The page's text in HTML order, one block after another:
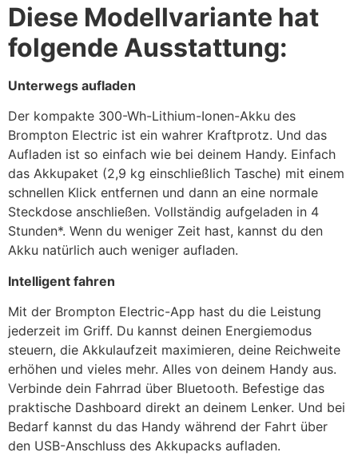
Diese Modellvariante hat
folgende Ausstattung:
Unterwegs aufladen
Der kompakte 300-Wh-Lithium-Ionen-Akku des
Brompton Electric ist ein wahrer Kraftprotz. Und das
Aufladen ist so einfach wie bei deinem Handy. Einfach
das Akkupaket (2,9 kg einschließlich Tasche) mit einem
schnellen Klick entfernen und dann an eine normale
Steckdose anschließen. Vollständig aufgeladen in 4
Stunden*. Wenn du weniger Zeit hast, kannst du den
Akku natürlich auch weniger aufladen.
Intelligent fahren
Mit der Brompton Electric-App hast du die Leistung
jederzeit im Griff. Du kannst deinen Energiemodus
steuern, die Akkulaufzeit maximieren, deine Reichweite
erhöhen und vieles mehr. Alles von deinem Handy aus.
Verbinde dein Fahrrad über Bluetooth. Befestige das
praktische Dashboard direkt an deinem Lenker. Und bei
Bedarf kannst du das Handy während der Fahrt über
den USB-Anschluss des Akkupacks aufladen.